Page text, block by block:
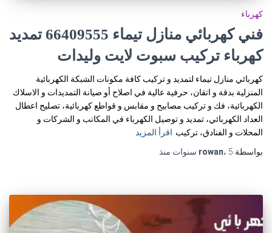
كهرباء
فني كهربائي منازل تيماء 66409555 تمديد
كهرباء تركيب سبوت لايت وليدات
كهربائي منازل تيماء لتمديد و تركيب كافة مكونات الشبكة الكهربائية
المنزلية بدقة و اتقان، حرفية عالية في اصلاح أو صيانة التمديدات و الاسلاك
الكهربائية، فك و تركيب مصابيح و مقابس و قواطع كهربائية، تصليح اعطال
العداد الكهربائي، تمديد و توصيل الكهرباء في المكاتب و الشركات و
المحلات و الفنادق، تركيب اقرأ المزيد
بواسطة
rowan، 5 سنوات منذ